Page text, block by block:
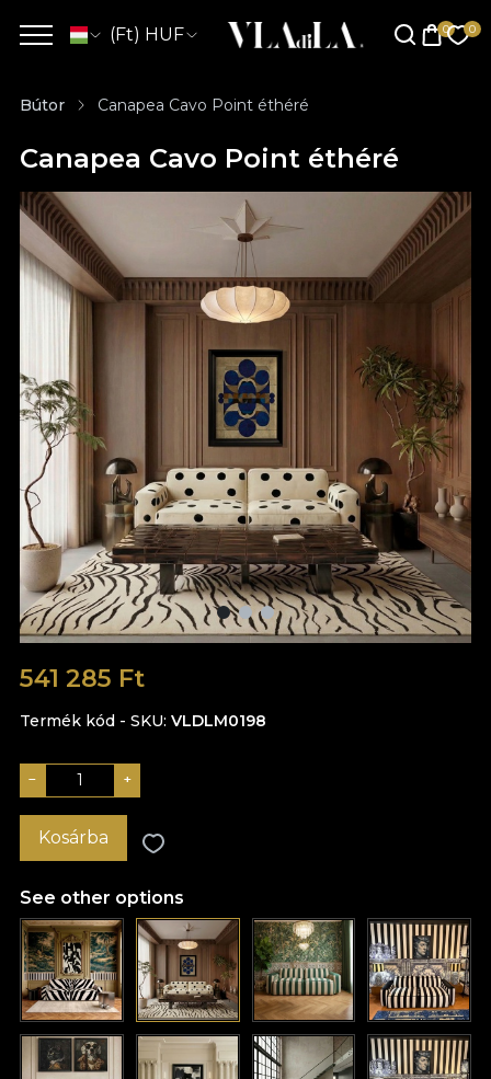
(Ft) HUF
Bútor Canapea Cavo Point éthéré
Canapea Cavo Point éthéré
541 285 Ft
Termék kód - SKU VLDLM0198
− +
Kosárba
See other options